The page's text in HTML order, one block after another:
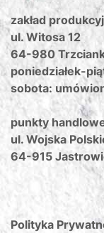
zakład
ul. Witosa 12
64-980
poniedziałek-
sobota:
punkty
ul. Wojska
64-915
Polityka